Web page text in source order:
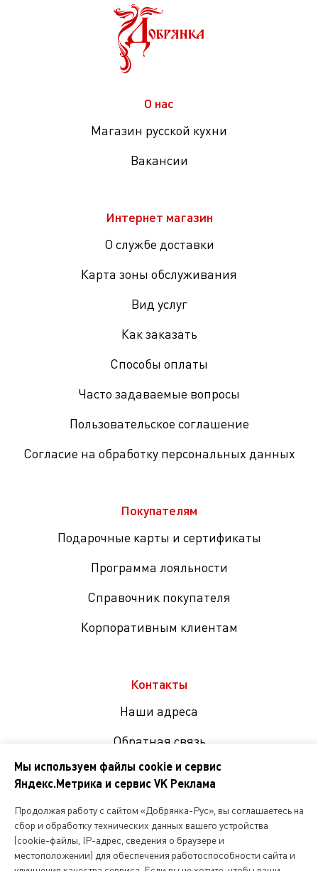
О нас
Магазин русской кухни
Вакансии
Интернет магазин
О службе доставки
Карта зоны обслуживания
Вид услуг
Как заказать
Способы оплаты
Часто задаваемые вопросы
Пользовательское соглашение
Согласие на обработку персональных данных
Покупателям
Подарочные карты и сертификаты
Программа лояльности
Справочник покупателя
Корпоративным клиентам
Контакты
Наши адреса
Обратная связь
соцсетях
Копирование и любое другое использование информации,
Мы используем файлы cookie и сервис
Яндекс.Метрика и сервис VK Реклама
Продолжая работу с сайтом «Добрянка-Рус», вы соглашаетесь на
сбор и обработку технических данных вашего устройства
(cookie-файлы, IP-адрес, сведения о браузере и
местоположении) для обеспечения работоспособности сайта и